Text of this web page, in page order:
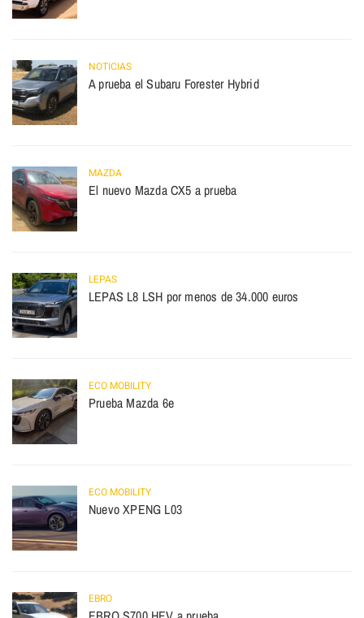
NOTICIAS
A prueba el Subaru Forester Hybrid
MAZDA
El nuevo Mazda CX5 a prueba
LEPAS
LEPAS L8 LSH por menos de 34.000 euros
ECO MOBILITY
Prueba Mazda 6e
ECO MOBILITY
Nuevo XPENG L03
EBRO